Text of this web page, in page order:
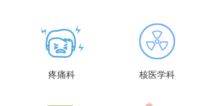
疼痛科 核医学科